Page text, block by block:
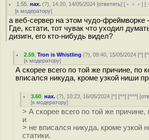
1.55 ,нах. (?), 14:20, 14/05/2024 [ответить] [ ﹢﹢﹢] [
[к модератору]
а веб-сервер на этом чудо-фреймворке
Где, кстати, тот чувак что уходил
дизигн, его кто-нибудь видел?
2.59 ,Tron is Whistling (?), 09:40, 15/05/2024 [^] [
[к модератору]
А скорее всего по той же причине, по
вписался никуда, кроме узкой ниши
3.60 ,нах. (?), 10:23, 16/05/2024 [^] [^^] [^^^] [
[к модератору]
> А скорее всего по той же причине,
и
> не вписался никуда, кроме узкой
статики.